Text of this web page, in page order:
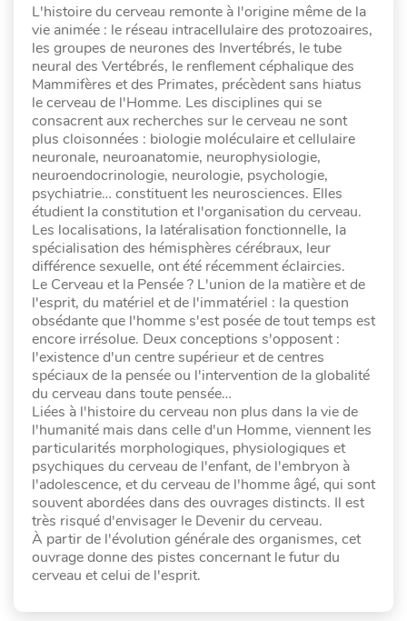
L'histoire du cerveau remonte à l'origine même de la
vie animée : le réseau intracellulaire des protozoaires,
les groupes de neurones des Invertébrés, le tube
neural des Vertébrés, le renflement céphalique des
Mammifères et des Primates, précèdent sans hiatus
le cerveau de l'Homme. Les disciplines qui se
consacrent aux recherches sur le cerveau ne sont
plus cloisonnées : biologie moléculaire et cellulaire
neuronale, neuroanatomie, neurophysiologie,
neuroendocrinologie, neurologie, psychologie,
psychiatrie… constituent les neurosciences. Elles
étudient la constitution et l'organisation du cerveau.
Les localisations, la latéralisation fonctionnelle, la
spécialisation des hémisphères cérébraux, leur
différence sexuelle, ont été récemment éclaircies.
Le Cerveau et la Pensée ? L'union de la matière et de
l'esprit, du matériel et de l'immatériel : la question
obsédante que l'homme s'est posée de tout temps est
encore irrésolue. Deux conceptions s'opposent :
l'existence d'un centre supérieur et de centres
spéciaux de la pensée ou l'intervention de la globalité
du cerveau dans toute pensée…
Liées à l'histoire du cerveau non plus dans la vie de
l'humanité mais dans celle d'un Homme, viennent les
particularités morphologiques, physiologiques et
psychiques du cerveau de l'enfant, de l'embryon à
l'adolescence, et du cerveau de l'homme âgé, qui sont
souvent abordées dans des ouvrages distincts. Il est
très risqué d'envisager le Devenir du cerveau.
À partir de l'évolution générale des organismes, cet
ouvrage donne des pistes concernant le futur du
cerveau et celui de l'esprit.